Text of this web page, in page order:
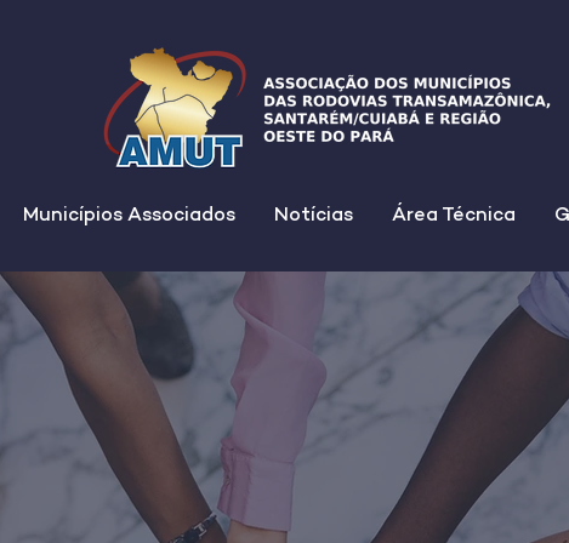
Municípios Associados Notícias Área Técnica